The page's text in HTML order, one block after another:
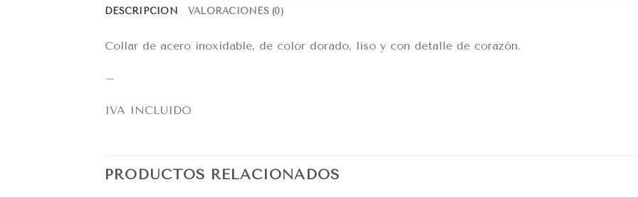
DESCRIPCIÓN VALORACIONES (0)
Collar de acero inoxidable, de color dorado, liso y con detalle de corazón.
–
IVA INCLUIDO
PRODUCTOS RELACIONADOS